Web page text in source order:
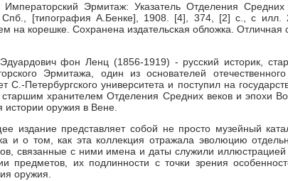
Эрмитаж: Указатель Отделения
Спб., [типография А.Бенке], 1908. [4], 374, [2] с., с
на корешке. Сохранена издательская обложка. Отличная
фон Ленц (1856-1919) - русский историк,
Эрмитажа, один из основателей
С.-Петербургского университета и поступил на
старшим хранителем Отделения Средних веков и эпохи
истории оружия в Вене.
издание представляет собой не просто музейный
и о том, как эта коллекция отражала эволюцию
связанные с ними имена и даты служили
предметов, их подлинности с точки зрения
оружия.